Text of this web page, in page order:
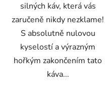
silných káv, která vás
zaručeně nikdy nezklame!
S absolutně nulovou
kyselostí a výrazným
hořkým zakončením tato
káva...